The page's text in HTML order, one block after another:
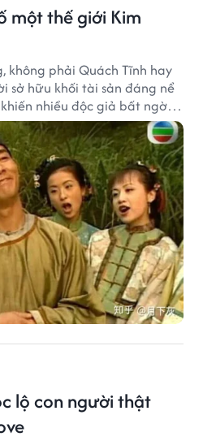
một thế giới Kim
không phải Quách Tĩnh hay
sở hữu khối tài sản đáng nể
nhiều độc giả bất ngờ
này hoàn toàn không
lộ con người thật